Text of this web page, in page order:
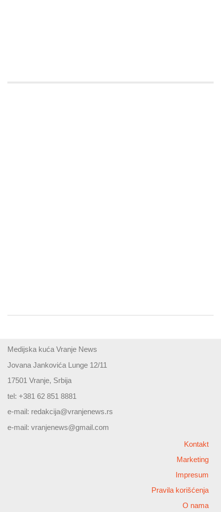
Medijska kuća Vranje News
Jovana Jankovića Lunge 12/11
17501 Vranje, Srbija
tel: +381 62 851 8881
e-mail: redakcija@vranjenews.rs
e-mail: vranjenews@gmail.com
Kontakt
Marketing
Impresum
Pravila korišćenja
O nama